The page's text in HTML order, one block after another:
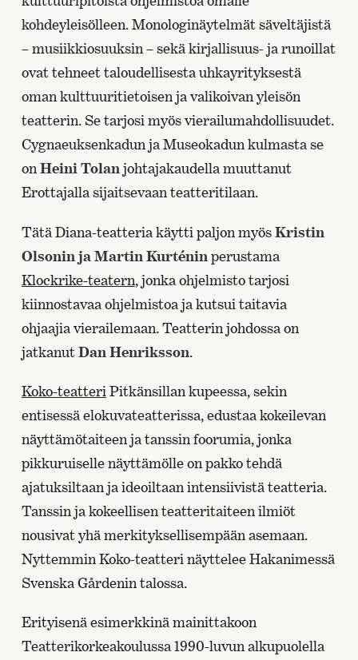
kohdeyleisölleen. Monologinäytelmät säveltäjistä
– musiikkiosuuksin – sekä kirjallisuus- ja runoillat
ovat tehneet taloudellisesta uhkayrityksestä
oman kulttuuritietoisen ja valikoivan yleisön
teatterin. Se tarjosi myös vierailumahdollisuudet.
Cygnaeuksenkadun ja Museokadun kulmasta se
onHeini Tolanjohtajakaudella muuttanut
Erottajalla sijaitsevaan teatteritilaan.
Tätä Diana-teatteria käytti paljon myösKristin
Olsonin ja Martin Kurténin perustama
Klockrike-teatern, jonka ohjelmisto tarjosi
kiinnostavaa ohjelmistoa ja kutsui taitavia
ohjaajia vierailemaan. Teatterin johdossa on
jatkanutDan Henriksson.
Koko-teatteri Pitkänsillan kupeessa, sekin
entisessä elokuvateatterissa, edustaa kokeilevan
näyttämötaiteen ja tanssin foorumia, jonka
pikkuruiselle näyttämölle on pakko tehdä
ajatuksiltaan ja ideoiltaan intensiivistä teatteria.
Tanssin ja kokeellisen teatteritaiteen ilmiöt
nousivat yhä merkityksellisempään asemaan.
Nyttemmin Koko-teatteri näyttelee Hakanimessä
Svenska Gårdenin talossa.
Erityisenä esimerkkinä mainittakoon
Teatterikorkeakoulussa 1990-luvun alkupuolella